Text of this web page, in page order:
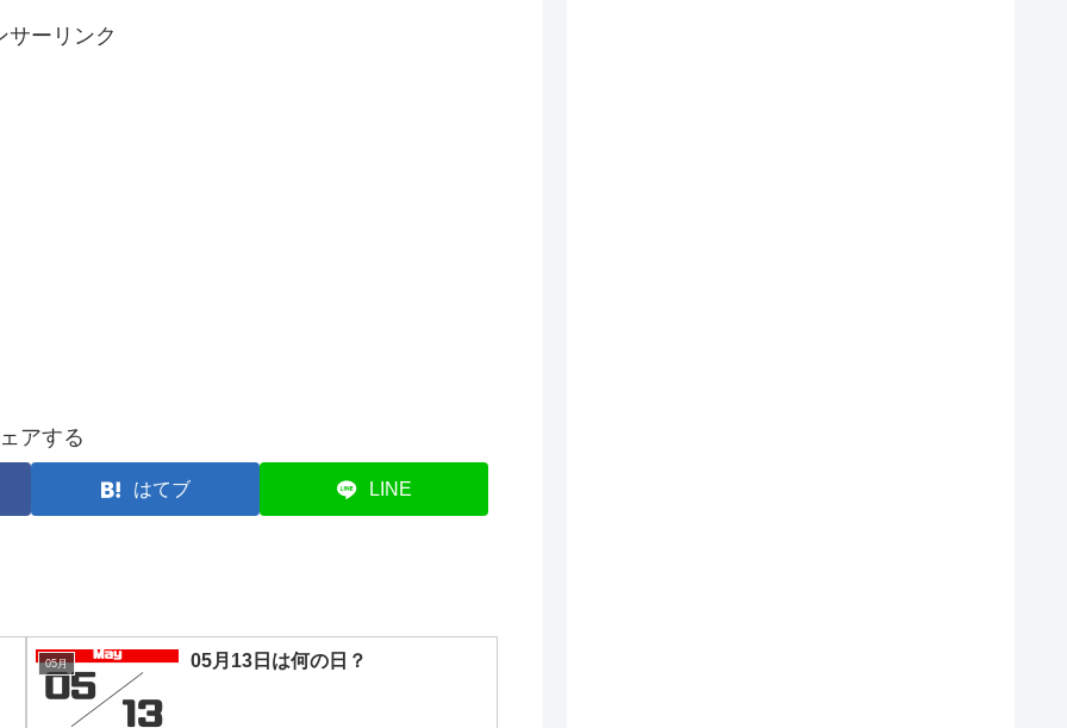
サーリンク
アする
はてブ LINE
05月 05月13日は何の日？